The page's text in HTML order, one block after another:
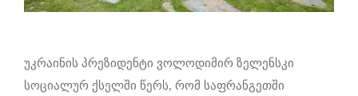
უკრაინის პრეზიდენტი ვოლოდიმირ ზელენსკი
სოციალურ ქსელში წერს, რომ საფრანგეთში